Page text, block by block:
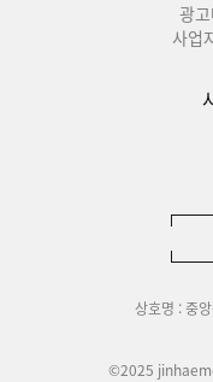
광
사업
상호명 : 중
©2025